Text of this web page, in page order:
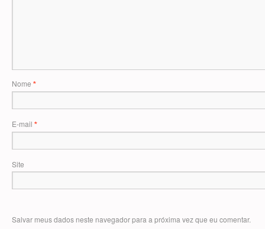
Nome *
E-mail *
Site
Salvar meus dados neste navegador para a próxima vez que eu comentar.